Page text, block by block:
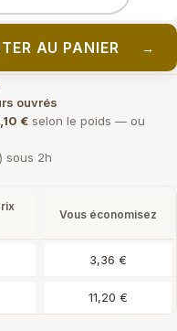
Vous économisez
3,36 €
11,20 €
AU PANIER →
ouvrés
€ selon le poids — ou
sous 2h